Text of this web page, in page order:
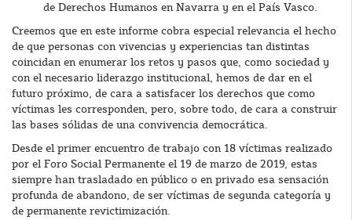
de Derechos Humanos en Navarra y en el País Vasco.
Creemos que en este informe cobra especial relevancia el hecho
de que personas con vivencias y experiencias tan distintas
coincidan en enumerar los retos y pasos que, como sociedad y
con el necesario liderazgo institucional, hemos de dar en el
futuro próximo, de cara a satisfacer los derechos que como
víctimas les corresponden, pero, sobre todo, de cara a construir
las bases sólidas de una convivencia democrática.
Desde el primer encuentro de trabajo con 18 víctimas realizado
por el Foro Social Permanente el 19 de marzo de 2019, estas
siempre han trasladado en público o en privado esa sensación
profunda de abandono, de ser víctimas de segunda categoría y
de permanente revictimización.